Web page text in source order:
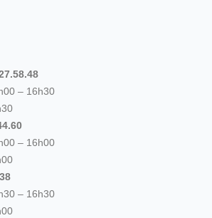
– 16h30
– 16h00
– 16h30